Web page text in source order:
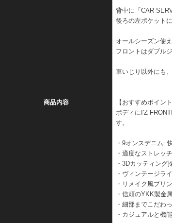
商品内容
背中に「CAR
後ろの左ポケット
オールシーズン使
フロントはダブル
車いじり以外にも
【おすすめポイント
ボディにI'Z
す。
・9オンスデニム:
・適度なストレッ
・3Dカッティング
・ヴィンテージラ
・リメイク風プリ
・信頼のYKK製金
・細部までこだわ
・カジュアルと機